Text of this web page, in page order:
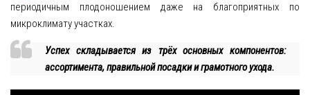
Ежевика
Черешня
периодичным плодоношением даже на благоприятных по
микроклимату участках.
Успех складывается из трёх основных компонентов:
ассортимента, правильной посадки и грамотного ухода.